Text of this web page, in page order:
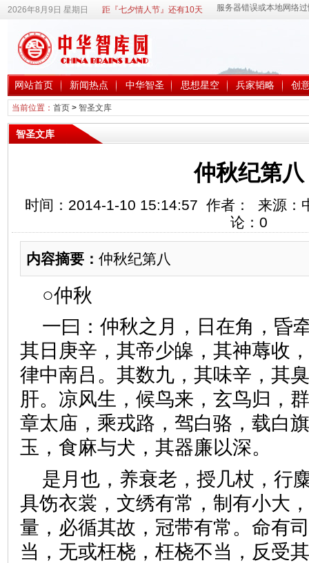
2026年8月9日 星期日 距『七夕情人节』还有10天
网站首页 新闻热点 中华智圣 思想星空 兵家韬略 创
当前位置： 首页> 智圣文库
智圣文库
仲秋纪第八
时间：2014-1-10 15:14:57 作者： 来源：
论： 0
内容摘要： 仲秋纪第八
○仲秋
一曰：仲秋之月，日在角，昏
其日庚辛，其帝少皞，其神蓐收
律中南吕。其数九，其味辛，其
肝。凉风生，候鸟来，玄鸟归，
章太庙，乘戎路，驾白骆，载白
玉，食麻与犬，其器廉以深
是月也，养衰老，授几杖，行
具饬衣裳，文绣有常，制有小大
量，必循其故，冠带有常。命有
当，无或枉桡，枉桡不当，